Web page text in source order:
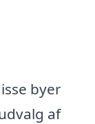
byer
af